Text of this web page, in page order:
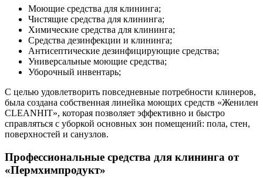
Моющие средства для клининга;
Чистящие средства для клининга;
Химические средства для клининга;
Средства дезинфекции и клининга;
Антисептические дезинфицирующие средства;
Универсальные моющие средства;
Уборочный инвентарь;
С целью удовлетворить повседневные потребности клинеров,
была создана собственная линейка моющих средств «Женилен
CLEANHIT», которая позволяет эффективно и быстро
справляться с уборкой основных зон помещений: пола, стен,
поверхностей и санузлов.
Профессиональные средства для клининга от
«Пермхимпродукт»